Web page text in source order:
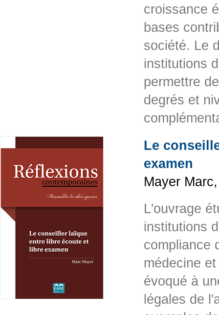
croissance
bases
société. Le
institutions
permettre
degrés et
Le
examen
Mayer
L'ouvrage
institutions
compliance
médecine
évoqué à
légales de